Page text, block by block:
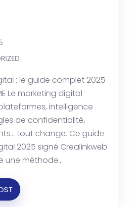
: le guide complet 2025
Le marketing digital
intelligence
de confidentialité,
tout change. Ce guide
2025 signé Crealinkweb
une méthode...